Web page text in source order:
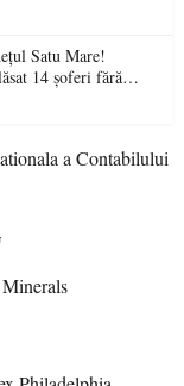
Satu Mare!
14 șoferi fără